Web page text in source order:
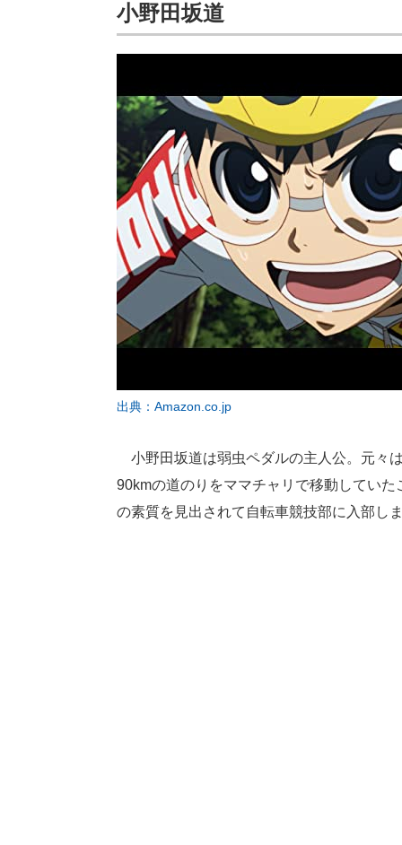
小野田坂道
出典：Amazon.co.jp
小野田坂道は弱虫ペダルの主人公。元々
90kmの道のりをママチャリで移動してい
の素質を見出されて自転車競技部に入部し